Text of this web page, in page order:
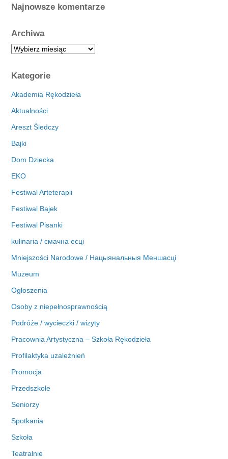
Najnowsze komentarze
Archiwa
A
h
i
a
Kategorie
Akademia Rękodzieła
Aktualności
Areszt Śledczy
Bajki
Dom Dziecka
EKO
Festiwal Arteterapii
Festiwal Bajek
Festiwal Pisanki
kulinaria / смачна есці
Mniejszości Narodowe / Нацыянальныя Меншасці
Muzeum
Ogłoszenia
Osoby z niepełnosprawnością
Podróże / wycieczki / wizyty
Pracownia Artystyczna – Szkoła Rękodzieła
Profilaktyka uzależnień
Promocja
Przedszkole
Seniorzy
Spotkania
Szkoła
Teatralnie